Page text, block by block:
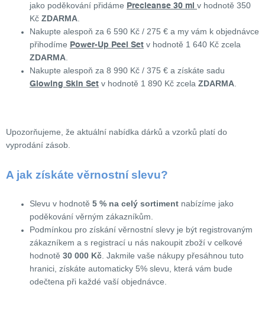
jako poděkování přidáme Precleanse 30 ml v hodnotě 350
Kč ZDARMA
Nakupte alespoň za 6 590 Kč / 275 € a my vám k objednávce
přihodíme Power-Up Peel Set v hodnotě 1 640 Kč zcela
ZDARMA
Nakupte alespoň za 8 990 Kč / 375 € a získáte sadu
Glowing Skin Set v hodnotě 1 890 Kč zcela ZDARMA
Upozorňujeme, že aktuální nabídka dárků a vzorků platí do
vyprodání zásob.
A jak získáte věrnostní slevu?
Slevu v hodnotě 5 % na celý sortiment nabízíme jako
poděkování věrným zákazníkům.
Podmínkou pro získání věrnostní slevy je být registrovaným
zákazníkem a s registrací u nás nakoupit zboží v celkové
hodnotě 30 000 Kč . Jakmile vaše nákupy přesáhnou tuto
hranici, získáte automaticky 5% slevu, která vám bude
odečtena při každé vaší objednávce.